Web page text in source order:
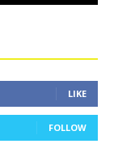
LIKE
FOLLOW